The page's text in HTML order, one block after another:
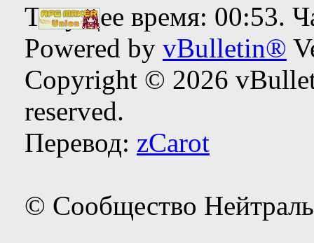
Текущее время: 00:53.
Powered by vBulletin®
Copyright © 2026
reserved.
Перевод: zCarot
© Сообщество